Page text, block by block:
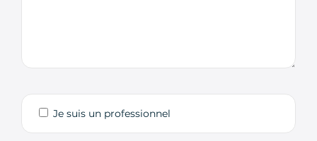
Je suis un professionnel